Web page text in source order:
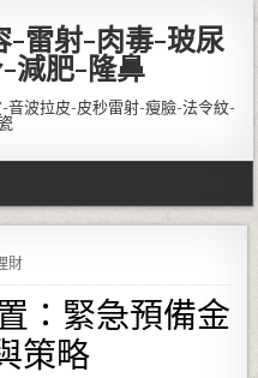
-雷射-肉毒-玻尿
減肥-隆鼻
音波拉皮-皮秒雷射-瘦臉-法令紋-
IN
財
：緊急預備金
策略